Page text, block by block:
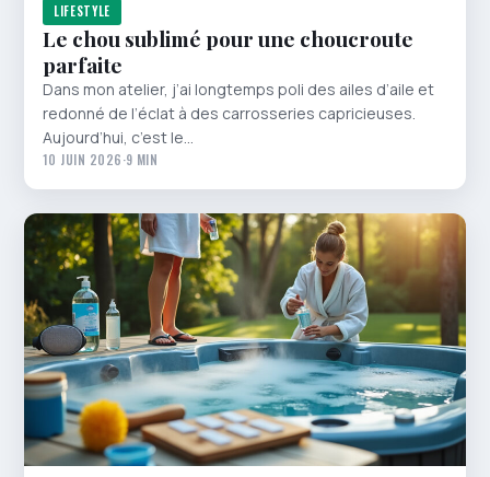
LIFESTYLE
Le chou sublimé pour une choucroute
parfaite
Dans mon atelier, j’ai longtemps poli des ailes d’aile et
redonné de l’éclat à des carrosseries capricieuses.
Aujourd’hui, c’est le…
10 JUIN 2026·9 MIN